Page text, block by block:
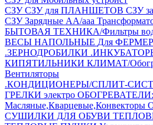
СЗУСЗУ для ПЛАНШЕТОВ СЗУ
СЗУ Зарядные АА/ааа
БЫТОВАЯ ТЕХНИКА/Фильтры
ВЕСЫ НАПОЛЬНЫЕ Для
.ЗЕРНОДРОБИЛКИ
КИПЯТИЛЬНИКИ КЛИМАТ/
Вентиляторы
.КОНДИЦИОНЕРЫ/СПЛИТ-
ГРЕЛКИ электро ОБОГРЕВАТЕЛИ:
Масляные,Кварцевые,Конвекторы
СУШИЛКИ ДЛЯ ОБУВИ